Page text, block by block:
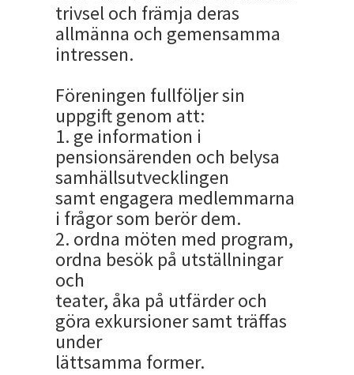
trivsel och främja deras
allmänna och gemensamma
intressen.
Föreningen fullföljer sin
uppgift genom att:
1. ge information i
pensionsärenden och belysa
samhällsutvecklingen
samt engagera medlemmarna
i frågor som berör dem.
2. ordna möten med program,
ordna besök på utställningar
och
teater, åka på utfärder och
göra exkursioner samt träffas
under
lättsamma former.